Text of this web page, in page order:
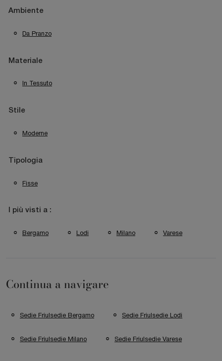
Ambiente
Da Pranzo
Materiale
In Tessuto
Stile
Moderne
Tipologia
Fisse
I più visti a :
Bergamo Lodi Milano Varese
Continua a navigare
Sedie Friulsedie Bergamo Sedie Friulsedie Lodi
Sedie Friulsedie Milano Sedie Friulsedie Varese